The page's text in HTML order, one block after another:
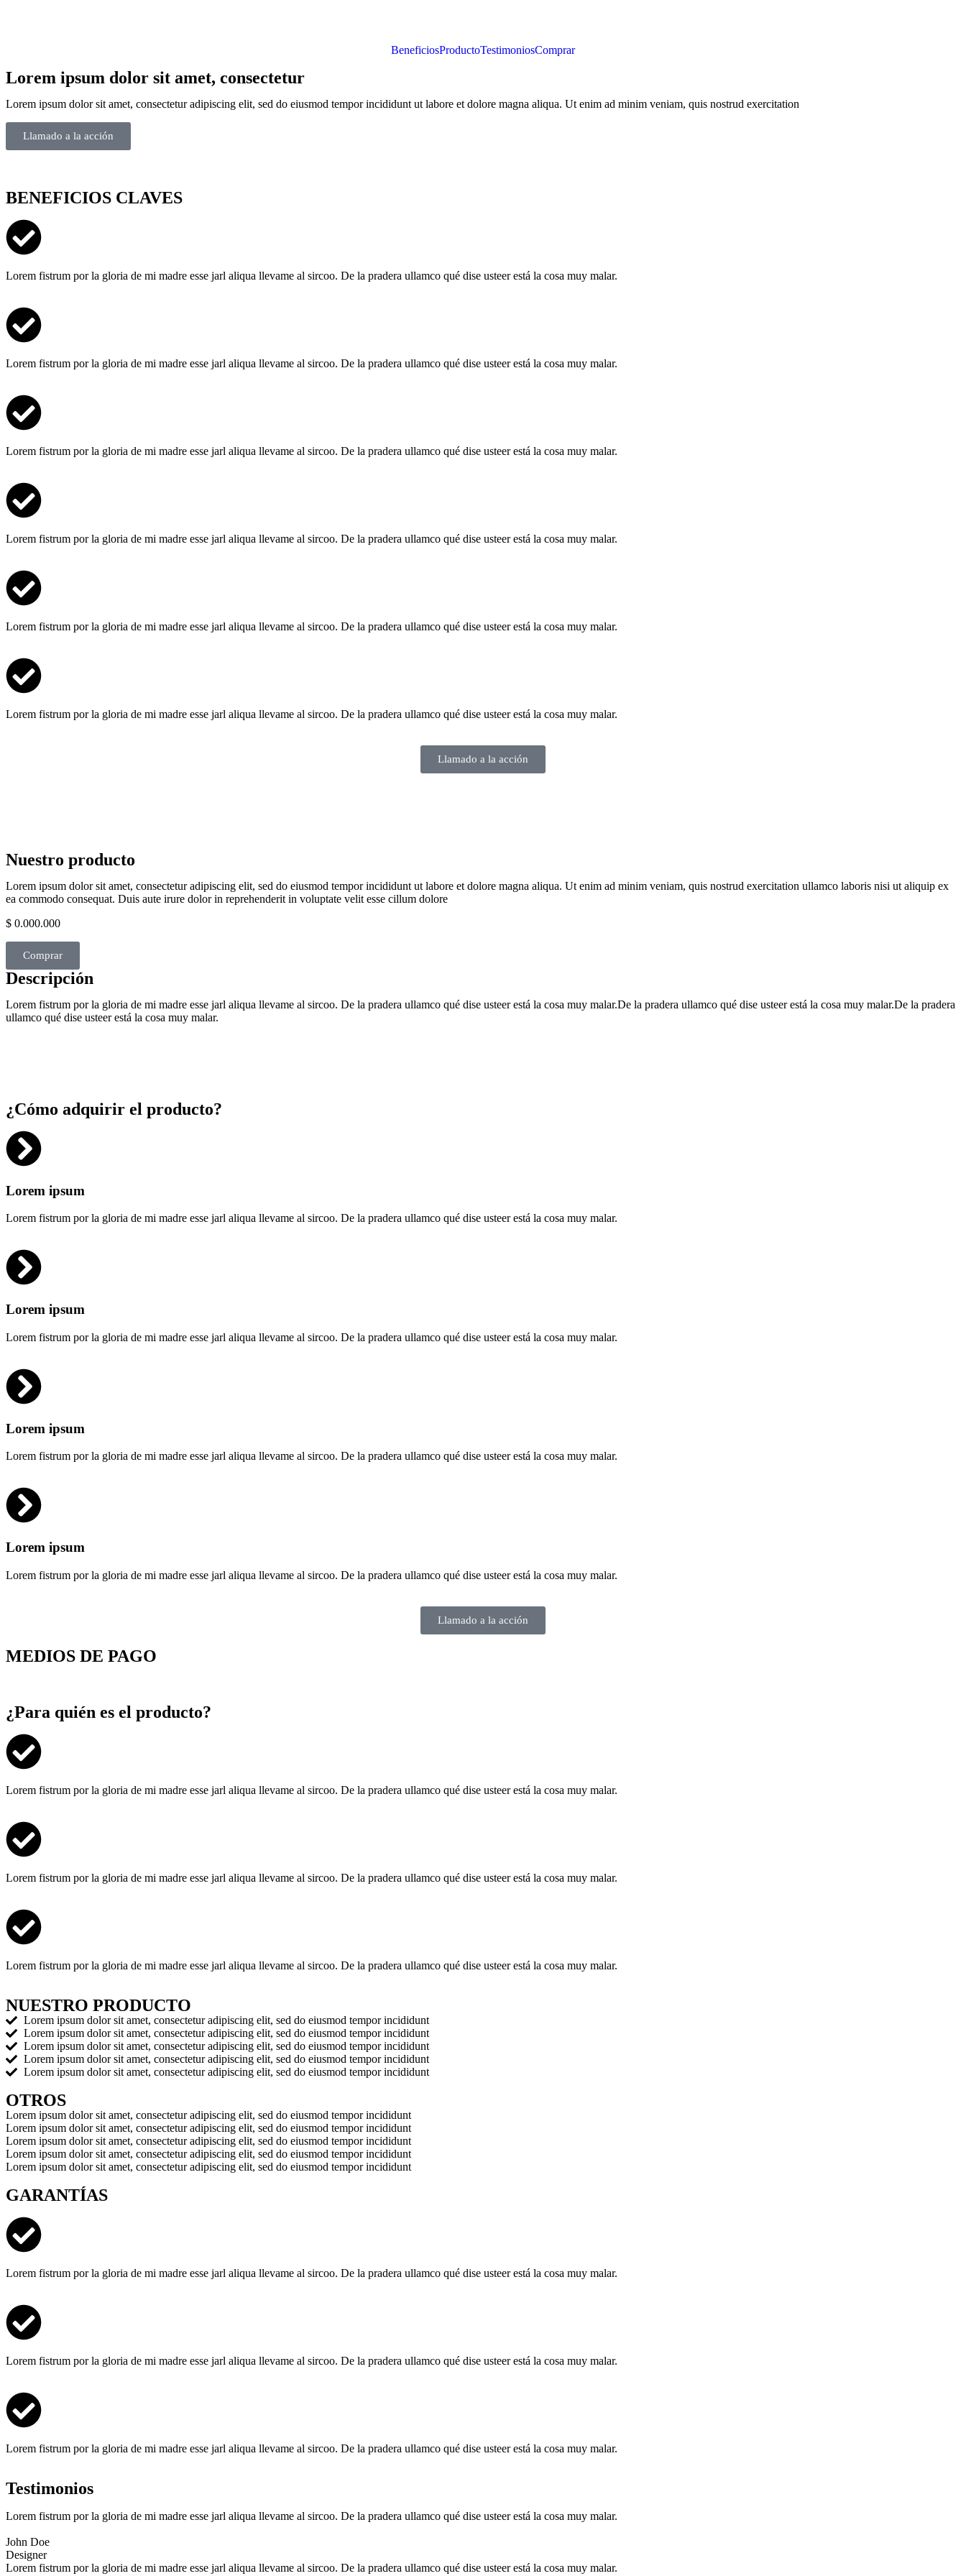
BeneficiosProductoTestimoniosComprar
Lorem ipsum dolor sit amet, consectetur
Lorem ipsum dolor sit amet, consectetur adipiscing elit, sed do eiusmod tempor incididunt ut labore et dolore magna aliqua. Ut enim ad minim veniam, quis nostrud exercitation
Llamado a la acción
BENEFICIOS CLAVES
Lorem fistrum por la gloria de mi madre esse jarl aliqua llevame al sircoo. De la pradera ullamco qué dise usteer está la cosa muy malar.
Lorem fistrum por la gloria de mi madre esse jarl aliqua llevame al sircoo. De la pradera ullamco qué dise usteer está la cosa muy malar.
Lorem fistrum por la gloria de mi madre esse jarl aliqua llevame al sircoo. De la pradera ullamco qué dise usteer está la cosa muy malar.
Lorem fistrum por la gloria de mi madre esse jarl aliqua llevame al sircoo. De la pradera ullamco qué dise usteer está la cosa muy malar.
Lorem fistrum por la gloria de mi madre esse jarl aliqua llevame al sircoo. De la pradera ullamco qué dise usteer está la cosa muy malar.
Lorem fistrum por la gloria de mi madre esse jarl aliqua llevame al sircoo. De la pradera ullamco qué dise usteer está la cosa muy malar.
Llamado a la acción
Nuestro producto
Lorem ipsum dolor sit amet, consectetur adipiscing elit, sed do eiusmod tempor incididunt ut labore et dolore magna aliqua. Ut enim ad minim veniam, quis nostrud exercitation ullamco laboris nisi ut aliquip ex
ea commodo consequat. Duis aute irure dolor in reprehenderit in voluptate velit esse cillum dolore
$ 0.000.000
Comprar
Descripción
Lorem fistrum por la gloria de mi madre esse jarl aliqua llevame al sircoo. De la pradera ullamco qué dise usteer está la cosa muy malar.De la pradera ullamco qué dise usteer está la cosa muy malar.De la pradera
ullamco qué dise usteer está la cosa muy malar.
¿Cómo adquirir el producto?
Lorem ipsum
Lorem fistrum por la gloria de mi madre esse jarl aliqua llevame al sircoo. De la pradera ullamco qué dise usteer está la cosa muy malar.
Lorem ipsum
Lorem fistrum por la gloria de mi madre esse jarl aliqua llevame al sircoo. De la pradera ullamco qué dise usteer está la cosa muy malar.
Lorem ipsum
Lorem fistrum por la gloria de mi madre esse jarl aliqua llevame al sircoo. De la pradera ullamco qué dise usteer está la cosa muy malar.
Lorem ipsum
Lorem fistrum por la gloria de mi madre esse jarl aliqua llevame al sircoo. De la pradera ullamco qué dise usteer está la cosa muy malar.
Llamado a la acción
MEDIOS DE PAGO
¿Para quién es el producto?
Lorem fistrum por la gloria de mi madre esse jarl aliqua llevame al sircoo. De la pradera ullamco qué dise usteer está la cosa muy malar.
Lorem fistrum por la gloria de mi madre esse jarl aliqua llevame al sircoo. De la pradera ullamco qué dise usteer está la cosa muy malar.
Lorem fistrum por la gloria de mi madre esse jarl aliqua llevame al sircoo. De la pradera ullamco qué dise usteer está la cosa muy malar.
NUESTRO PRODUCTO
Lorem ipsum dolor sit amet, consectetur adipiscing elit, sed do eiusmod tempor incididunt
Lorem ipsum dolor sit amet, consectetur adipiscing elit, sed do eiusmod tempor incididunt
Lorem ipsum dolor sit amet, consectetur adipiscing elit, sed do eiusmod tempor incididunt
Lorem ipsum dolor sit amet, consectetur adipiscing elit, sed do eiusmod tempor incididunt
Lorem ipsum dolor sit amet, consectetur adipiscing elit, sed do eiusmod tempor incididunt
OTROS
Lorem ipsum dolor sit amet, consectetur adipiscing elit, sed do eiusmod tempor incididunt
Lorem ipsum dolor sit amet, consectetur adipiscing elit, sed do eiusmod tempor incididunt
Lorem ipsum dolor sit amet, consectetur adipiscing elit, sed do eiusmod tempor incididunt
Lorem ipsum dolor sit amet, consectetur adipiscing elit, sed do eiusmod tempor incididunt
Lorem ipsum dolor sit amet, consectetur adipiscing elit, sed do eiusmod tempor incididunt
GARANTÍAS
Lorem fistrum por la gloria de mi madre esse jarl aliqua llevame al sircoo. De la pradera ullamco qué dise usteer está la cosa muy malar.
Lorem fistrum por la gloria de mi madre esse jarl aliqua llevame al sircoo. De la pradera ullamco qué dise usteer está la cosa muy malar.
Lorem fistrum por la gloria de mi madre esse jarl aliqua llevame al sircoo. De la pradera ullamco qué dise usteer está la cosa muy malar.
Testimonios
Lorem fistrum por la gloria de mi madre esse jarl aliqua llevame al sircoo. De la pradera ullamco qué dise usteer está la cosa muy malar.
John Doe
Designer
Lorem fistrum por la gloria de mi madre esse jarl aliqua llevame al sircoo. De la pradera ullamco qué dise usteer está la cosa muy malar.